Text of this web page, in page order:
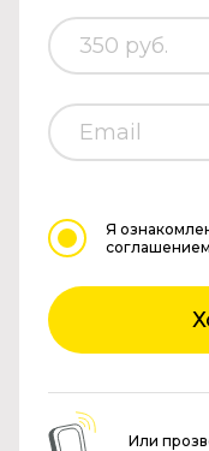
Я
соглашением
Или